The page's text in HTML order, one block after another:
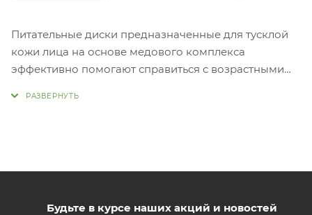
Питательные диски предназначенные для тусклой
кожи лица на основе медового комплекса
эффективно помогают справиться с возрастными
способ: достать 1 подушечку и протереть
ежедневного применения.
Будьте в курсе наших акций и новостей